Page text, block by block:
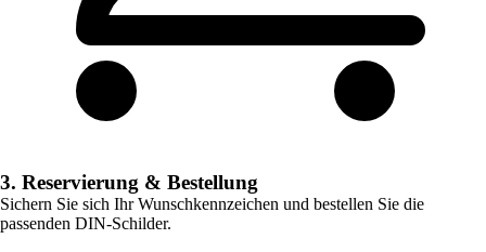
3. Reservierung & Bestellung
Sichern Sie sich Ihr Wunschkennzeichen und bestellen Sie die
passenden DIN-Schilder.